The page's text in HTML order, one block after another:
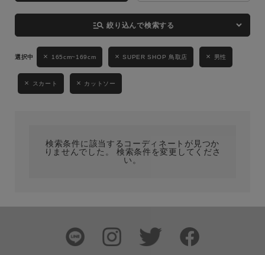
キーワード
性別
MENS LADIES KIDS
ブランド
manage_search 絞り込んで検索する
165cm~169cm SUPER SHOP 鳥取店 男性
スカート カットソー
検索条件に該当するコーディネートが見つか
りませんでした。 検索条件を変更してくださ
い。